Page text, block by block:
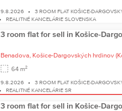
9.8.2026
3 ROOM FLAT KOŠICE-
REALITNÉ KANCELÁRIE SLOVENSKA
3 room flat for sell in Košice-
Benadova, Košice-Dargovských hrdinov
64 m2
9.8.2026
3 ROOM FLAT KOŠICE-
REALITNÉ KANCELÁRIE SR
3 room flat for sell in Košice-